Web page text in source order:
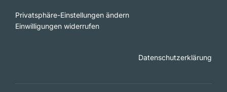
Privatsphäre-Einstellungen ändern
Einwilligungen widerrufen
Datenschutzerklärung